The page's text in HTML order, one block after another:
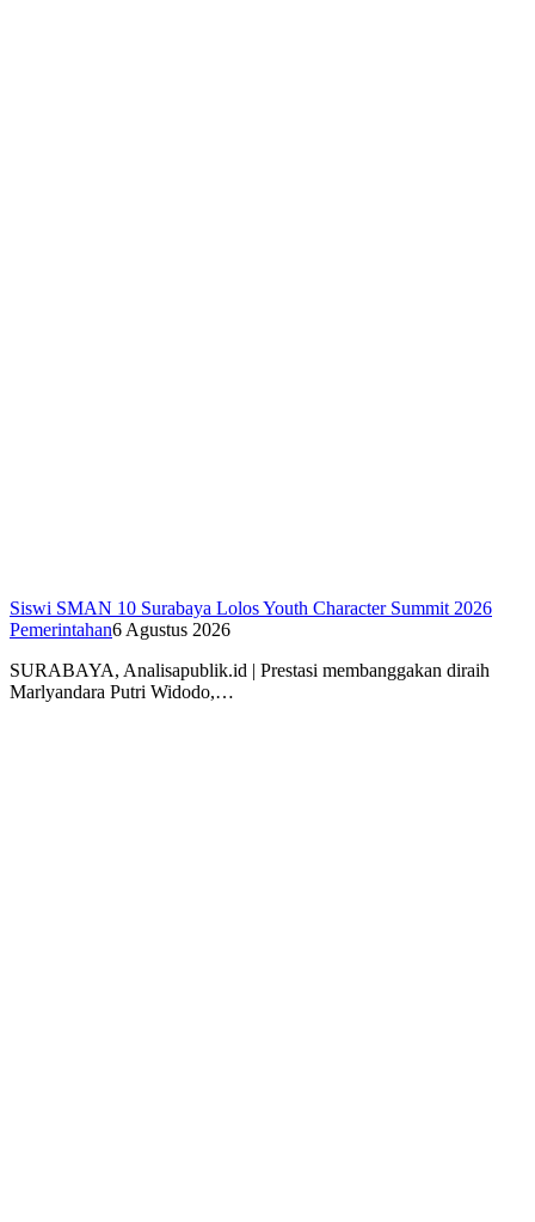
Siswi SMAN 10 Surabaya Lolos Youth Character Summit 2026
Pemerintahan6 Agustus 2026
SURABAYA, Analisapublik.id | Prestasi membanggakan diraih
Marlyandara Putri Widodo,…